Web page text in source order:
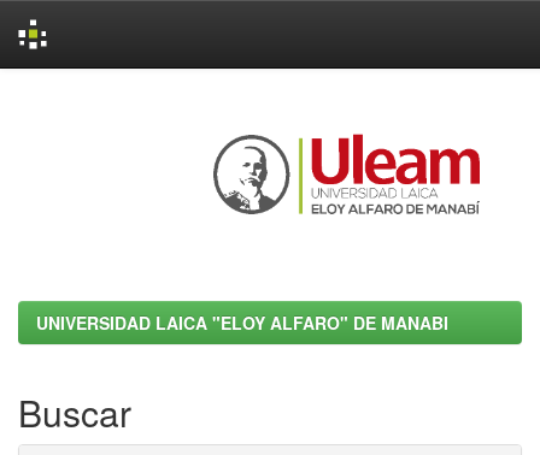
UNIVERSIDAD LAICA "ELOY ALFARO" DE MANABI
Buscar